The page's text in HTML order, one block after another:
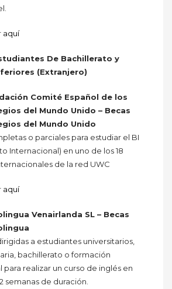
aquí
De Bachillerato y
(Extranjero)
Comité Español de los
del Mundo Unido – Becas
del Mundo Unido
o parciales para estudiar el BI
Internacional) en uno de los 18
de la red UWC
aquí
Venairlanda SL – Becas
a estudiantes universitarios,
bachillerato o formación
para realizar un curso de inglés en
semanas de duración.